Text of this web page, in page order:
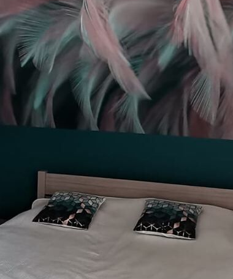
Premium
448.33269 .00 kr/m²
Peel and Stick
666 .67 400.00kr /m²